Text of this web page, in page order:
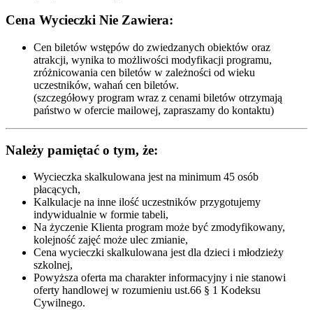
Cena Wycieczki Nie Zawiera:
Cen biletów wstępów do zwiedzanych obiektów oraz
atrakcji, wynika to możliwości modyfikacji programu,
zróżnicowania cen biletów w zależności od wieku
uczestników, wahań cen biletów.
(szczegółowy program wraz z cenami biletów otrzymają
państwo w ofercie mailowej, zapraszamy do kontaktu)
Należy pamiętać o tym, że:
Wycieczka skalkulowana jest na minimum 45 osób
płacących,
Kalkulacje na inne ilość uczestników przygotujemy
indywidualnie w formie tabeli,
Na życzenie Klienta program może być zmodyfikowany,
kolejność zajęć może ulec zmianie,
Cena wycieczki skalkulowana jest dla dzieci i młodzieży
szkolnej,
Powyższa oferta ma charakter informacyjny i nie stanowi
oferty handlowej w rozumieniu ust.66 § 1 Kodeksu
Cywilnego.